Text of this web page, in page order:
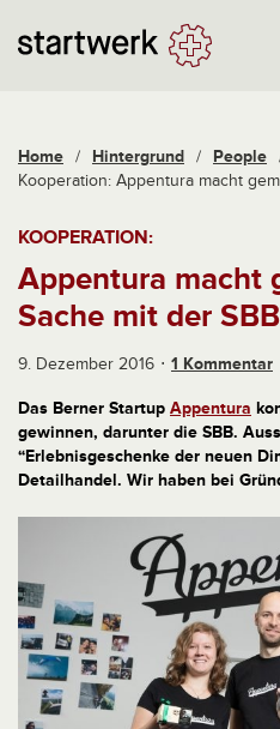
Home / Hintergrund / People
Kooperation: Appentura macht
KOOPERATION:
Appentura macht
Sache mit der SBB
9. Dezember 2016 1 Kommentar
Das Berner Startup Appentura
gewinnen, darunter die SBB.
“Erlebnisgeschenke der neuen
Detailhandel. Wir haben bei